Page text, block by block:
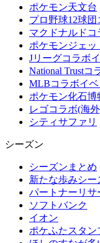
ポケモン天文台
プロ野球12球団
マクドナルドコ
ポケモンジェッ
Jリーグコラボ
National Trustコ
MLBコラボイ
ポケモン化石博
レゴコラボ(海
シティサファリ
シーズン
シーズンまとめ
新たな歩みシー
パートナーリサ
ソフトバンク
イオン
ポケふたスタン